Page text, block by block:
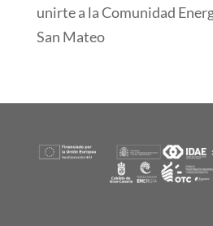
unirte a la Comunidad
San Mateo